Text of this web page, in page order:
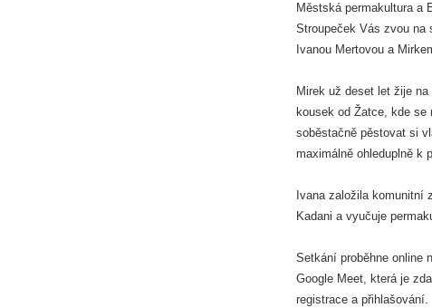
Městská permakultura a
Stroupeček Vás zvou na
Ivanou Mertovou a
Mirek už deset let žije na
kousek od Žatce, kde se
soběstačně pěstovat si
maximálně ohleduplně k
Ivana založila komunitní
Kadani a vyučuje
Setkání proběhne online
Google Meet, která je
registrace a přihlašování.